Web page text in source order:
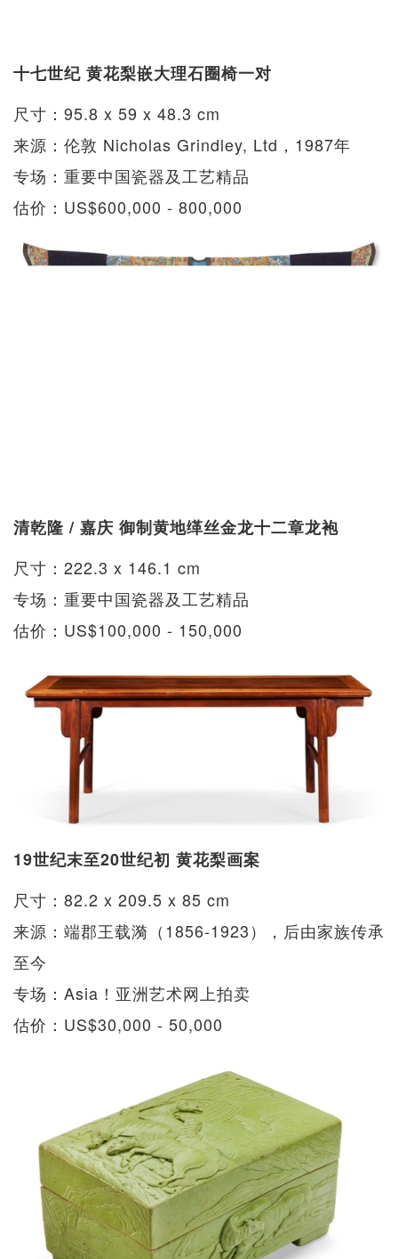
十七世纪 黄花梨嵌大理石圈椅一对
尺寸：95.8 x 59 x 48.3 cm
来源：伦敦 Nicholas Grindley, Ltd，1987年
专场：重要中国瓷器及工艺精品
估价：US$600,000 - 800,000
清乾隆 / 嘉庆 御制黄地缂丝金龙十二章龙袍
尺寸：222.3 x 146.1 cm
专场：重要中国瓷器及工艺精品
估价：US$100,000 - 150,000
19世纪末至20世纪初 黄花梨画案
尺寸：82.2 x 209.5 x 85 cm
来源：端郡王载漪（1856-1923），后由家族传承
至今
专场：Asia！亚洲艺术网上拍卖
估价：US$30,000 - 50,000